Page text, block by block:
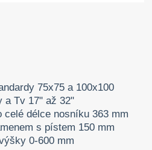
75x75 a 100x100
a Tv 17" až 32"
délce nosníku 363 mm
s pístem 150 mm
0-600 mm